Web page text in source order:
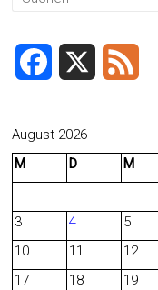
c
b
o
August 2026
M
D M
3
4 5
10
11 12
17
18 19